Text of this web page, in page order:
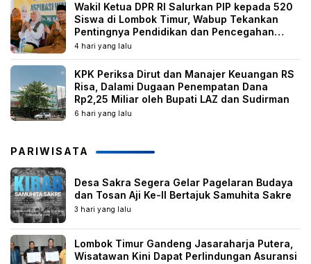
Wakil Ketua DPR RI Salurkan PIP kepada 520
Siswa di Lombok Timur, Wabup Tekankan
Pentingnya Pendidikan dan Pencegahan
Perkawinan Anak
4 hari yang lalu
KPK Periksa Dirut dan Manajer Keuangan RS
Risa, Dalami Dugaan Penempatan Dana
Rp2,25 Miliar oleh Bupati LAZ dan Sudirman
6 hari yang lalu
PARIWISATA
Desa Sakra Segera Gelar Pagelaran Budaya
dan Tosan Aji Ke-II Bertajuk Samuhita Sakre
3 hari yang lalu
Lombok Timur Gandeng Jasaraharja Putera,
Wisatawan Kini Dapat Perlindungan Asuransi